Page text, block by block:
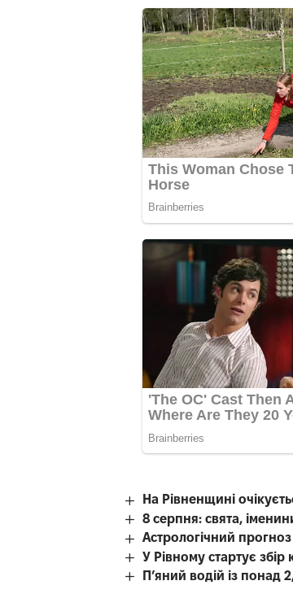
На Рівненщині
8 серпня: свята,
Астрологічний
У Рівному стартує
П’яний водій із